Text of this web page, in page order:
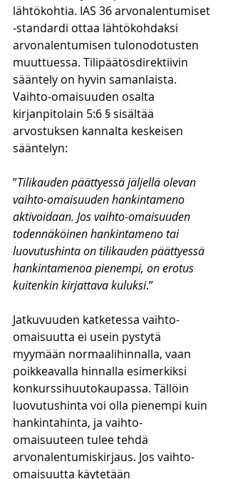
lähtökohtia. IAS 36 arvonalentumiset
-standardi ottaa lähtökohdaksi
arvonalentumisen tulonodotusten
muuttuessa. Tilipäätösdirektiivin
sääntely on hyvin samanlaista.
Vaihto-omaisuuden osalta
kirjanpitolain 5:6 § sisältää
arvostuksen kannalta keskeisen
sääntelyn:
”Tilikauden päättyessä jäljellä olevan
vaihto-omaisuuden hankintameno
aktivoidaan. Jos vaihto-omaisuuden
todennäköinen hankintameno tai
luovutushinta on tilikauden päättyessä
hankintamenoa pienempi, on erotus
kuitenkin kirjattava kuluksi.”
Jatkuvuuden katketessa vaihto-
omaisuutta ei usein pystytä
myymään normaalihinnalla, vaan
poikkeavalla hinnalla esimerkiksi
konkurssihuutokaupassa. Tällöin
luovutushinta voi olla pienempi kuin
hankintahinta, ja vaihto-
omaisuuteen tulee tehdä
arvonalentumiskirjaus. Jos vaihto-
omaisuutta käytetään